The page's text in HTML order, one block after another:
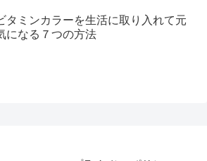
タミンカラーを生活に取り入れて元
になる７つの方法